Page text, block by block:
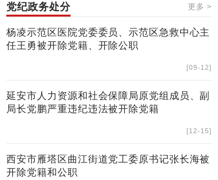
党纪政务处分 更多 >
杨凌示范区医院党委委员、示范区急救中心主
任王勇被开除党籍、开除公职
[09-12]
延安市人力资源和社会保障局原党组成员、副
局长党鹏严重违纪违法被开除党籍
[12-15]
西安市雁塔区曲江街道党工委原书记张长海被
开除党籍和公职